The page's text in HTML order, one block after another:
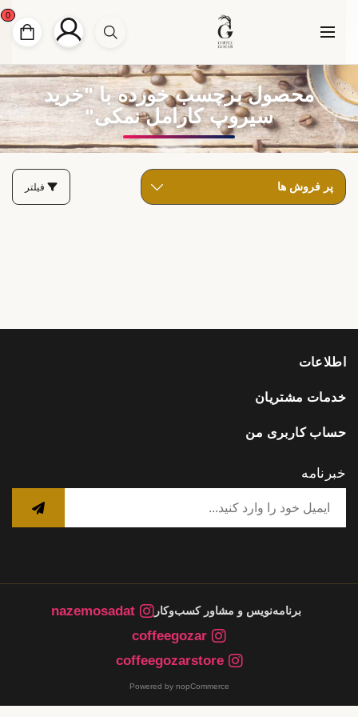
0
محصول برچسب خورده با "خرید
سیروپ کارامل نمکی"
فیلتر
اطلاعات
خدمات مشتریان
حساب کاربری من
خبرنامه
برنامه‌نویس و مشاور کسب‌وکار
nazemosadat
coffeegozar
coffeegozarstore
Powered by nopCommerce